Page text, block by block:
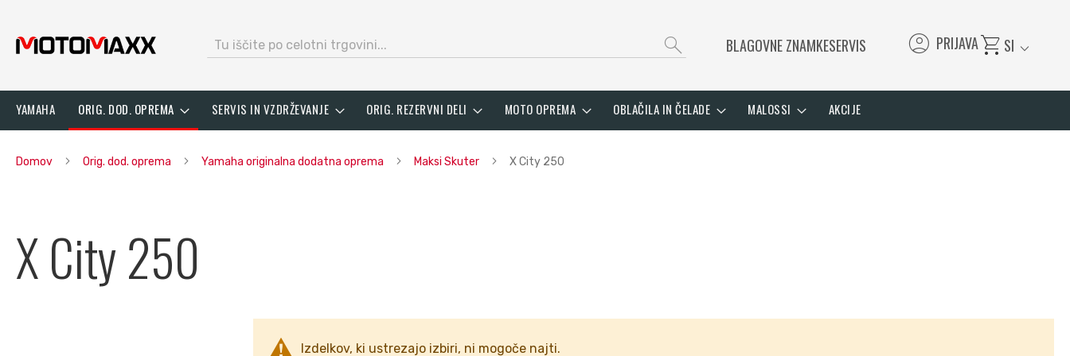
search search BLAGOVNE ZNAMKESERVIS account_circle PRIJAVAshopping_cart SI expand_more
vsebino
YAMAHA ORIG. DOD. OPREMA SERVIS IN VZDRŽEVANJE ORIG. REZERVNI DELI MOTO OPREMA OBLAČILA IN ČELADE MALOSSI AKCIJE
Domov Orig. dod. oprema Yamaha originalna dodatna oprema Maksi Skuter X City 250
X City 250
Izdelkov, ki ustrezajo izbiri, ni mogoče najti.